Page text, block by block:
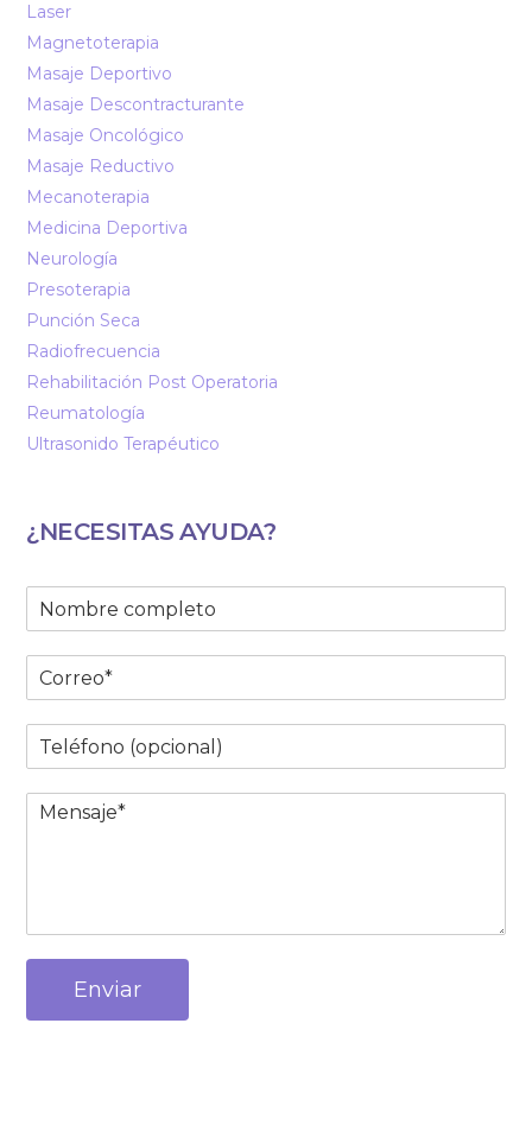
Laser
Magnetoterapia
Masaje Deportivo
Masaje Descontracturante
Masaje Oncológico
Masaje Reductivo
Mecanoterapia
Medicina Deportiva
Neurología
Presoterapia
Punción Seca
Radiofrecuencia
Rehabilitación Post Operatoria
Reumatología
Ultrasonido Terapéutico
¿NECESITAS AYUDA?
Enviar